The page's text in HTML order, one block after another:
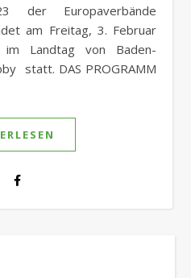
der Europaverbände
am Freitag, 3. Februar
Landtag von Baden-
statt. DAS PROGRAMM